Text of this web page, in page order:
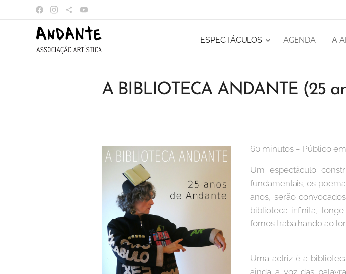
ESPECTÁCULOS AGENDA A
A BIBLIOTECA ANDANTE (25
60 minutos – Público
Um espectáculo
fundamentais, os
anos, serão
biblioteca infinita,
fomos trabalhando ao
Uma actriz é a
ainda a voz das